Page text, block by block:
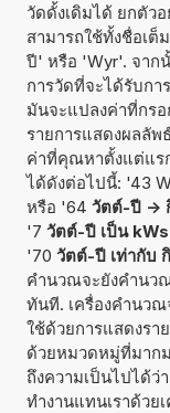
วัดดั้งเดิมได้ ยกตัว
สามารถใช้ทั้งชื่อเ
ปี' หรือ 'Wyr'. จาก
การวัดที่จะได้รับก
มันจะแปลงค่าที่กร
รายการแสดงผลลั
ค่าที่คุณหาตั้งแต่แร
ได้ดังต่อไปนี้: '43
หรือ '64 วัตต์-ปี ->
'7 วัตต์-ปี เป็น kWs
'70 วัตต์-ปี เท่ากับ
คำนวณจะยังคำนว
ทันที. เครื่องคำนวณ
ใช้ด้วยการแสดงรา
ด้วยหมวดหมู่ที่มาก
ถึงความเป็นไปได้
ทำงานแทนเราด้วย